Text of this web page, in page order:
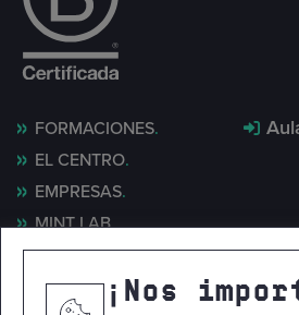
FORMACIONES
EL CENTRO
EMPRESAS
MINT LAB
NOTICIAS
CONTACTO¡Nos